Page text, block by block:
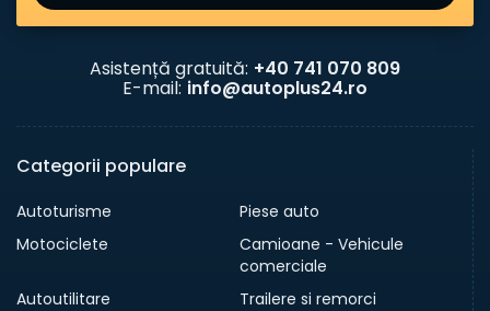
Asistență gratuită: +40 741 070 809
E-mail: info@autoplus24.ro
Categorii populare
Autoturisme
Piese auto
Motociclete
Camioane - Vehicule
comerciale
Autoutilitare
Trailere si remorci